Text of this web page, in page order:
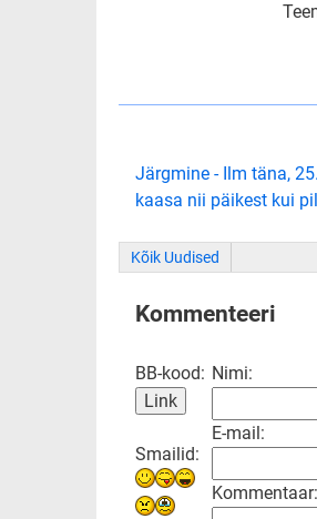
Järgmine - Ilm täna,
kaasa nii päikest kui
Kõik Uudised
Kommenteeri
BB-kood:
Smailid:
Nimi:
E-mail:
Kommentaar: